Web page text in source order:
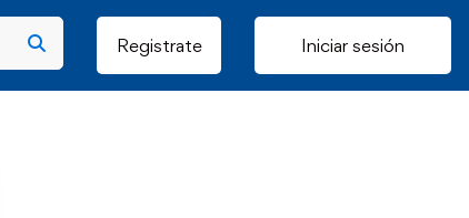
Registrate Iniciar sesión